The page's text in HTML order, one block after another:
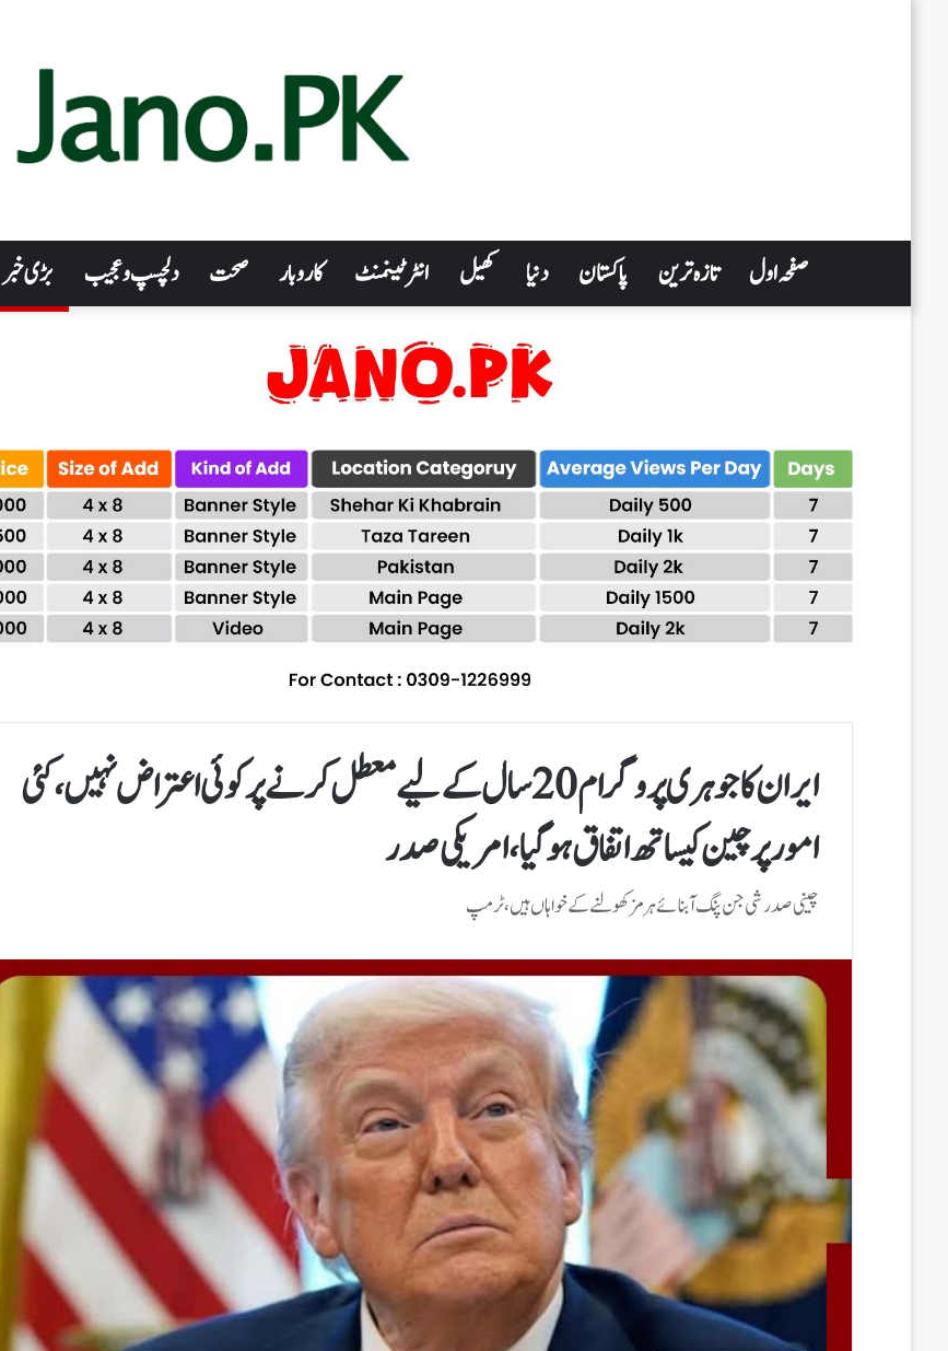
صفحہ اول تازہ ترین پاکستان دنیا کھیل انٹرٹینمنٹ کاروبار صحت دلچسپ و عجیب بڑی خبر
ایران کا جوہری پروگرام20سال کے لیے معطل کرنے پر کوئی اعتراض نہیں،کئی
امورپر چین کیساتھ اتفاق ہوگیا،امریکی صدر
چینی صدر شی جن پنگ آبنائے ہرمز کھولنے کے خواہاں ہیں،ٹرمپ